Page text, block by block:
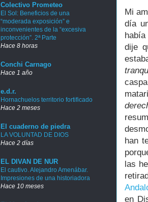
Mi
día
dije
han
las
en
Colectivo Prometeo
El Sol: Beneficios de una
“moderada exposición” e
inconvenientes de la “excesiva
protección”. 2ª Parte
Hace 8 horas
Conchi Carnago
Hace 1 año
e.d.r.
Hornachuelos territorio fortificado
Hace 2 meses
El cuaderno de piedra
LA VOLUNTAD DE DIOS
Hace 2 días
EL DIVAN DE NUR
El cautivo. Alejandro Amenábar.
Impresiones de una historiadora
Hace 10 meses